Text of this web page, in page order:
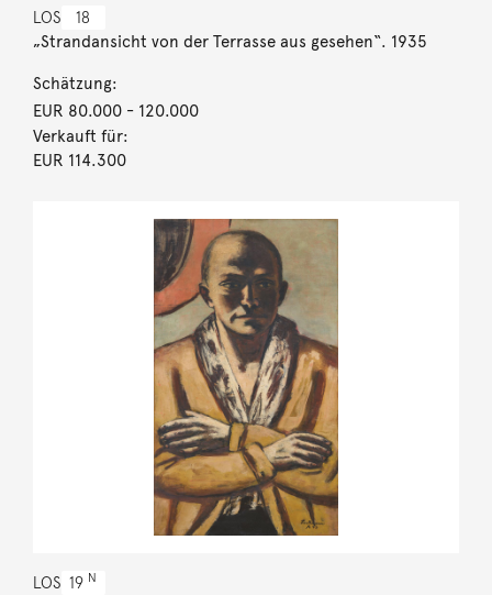
LOS 18
„Strandansicht von der Terrasse aus gesehen“. 1935
Schätzung:
EUR 80.000- 120.000
Verkauft für:
EUR 114.300
LOS 19 N